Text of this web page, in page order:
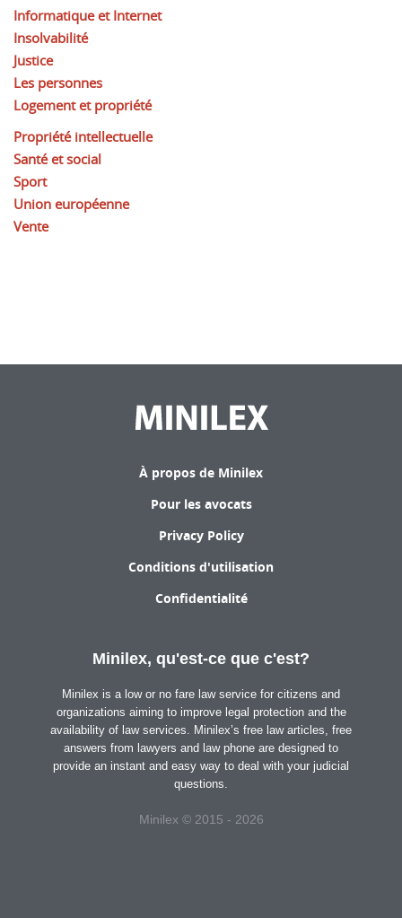
Informatique et Internet
Insolvabilité
Justice
Les personnes
Logement et propriété
Propriété intellectuelle
Santé et social
Sport
Union européenne
Vente
À propos de Minilex
Pour les avocats
Privacy Policy
Conditions d'utilisation
Confidentialité
Minilex, qu'est-ce que c'est?
Minilex is a low or no fare law service for citizens and
organizations aiming to improve legal protection and the
availability of law services. Minilex’s free law articles, free
answers from lawyers and law phone are designed to
provide an instant and easy way to deal with your judicial
questions.
Minilex © 2015 - 2026